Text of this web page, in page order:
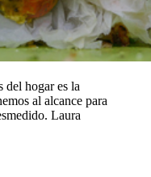
del hogar es la
al alcance para
Laura